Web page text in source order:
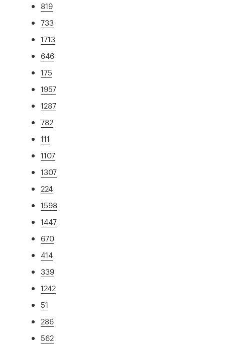
819
733
1713
646
175
1957
1287
782
111
1107
1307
224
1598
1447
670
414
339
1242
51
286
562